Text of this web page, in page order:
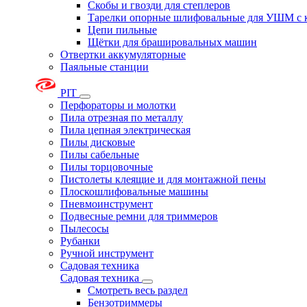
Скобы и гвозди для степлеров
Тарелки опорные шлифовальные для УШМ с
Цепи пильные
Щётки для брашировальных машин
Отвертки аккумуляторные
Паяльные станции
PIT
Перфораторы и молотки
Пила отрезная по металлу
Пила цепная электрическая
Пилы дисковые
Пилы сабельные
Пилы торцовочные
Пистолеты клеящие и для монтажной пены
Плоскошлифовальные машины
Пневмоинструмент
Подвесные ремни для триммеров
Пылесосы
Рубанки
Ручной инструмент
Садовая техника
Садовая техника
Смотреть весь раздел
Бензотриммеры